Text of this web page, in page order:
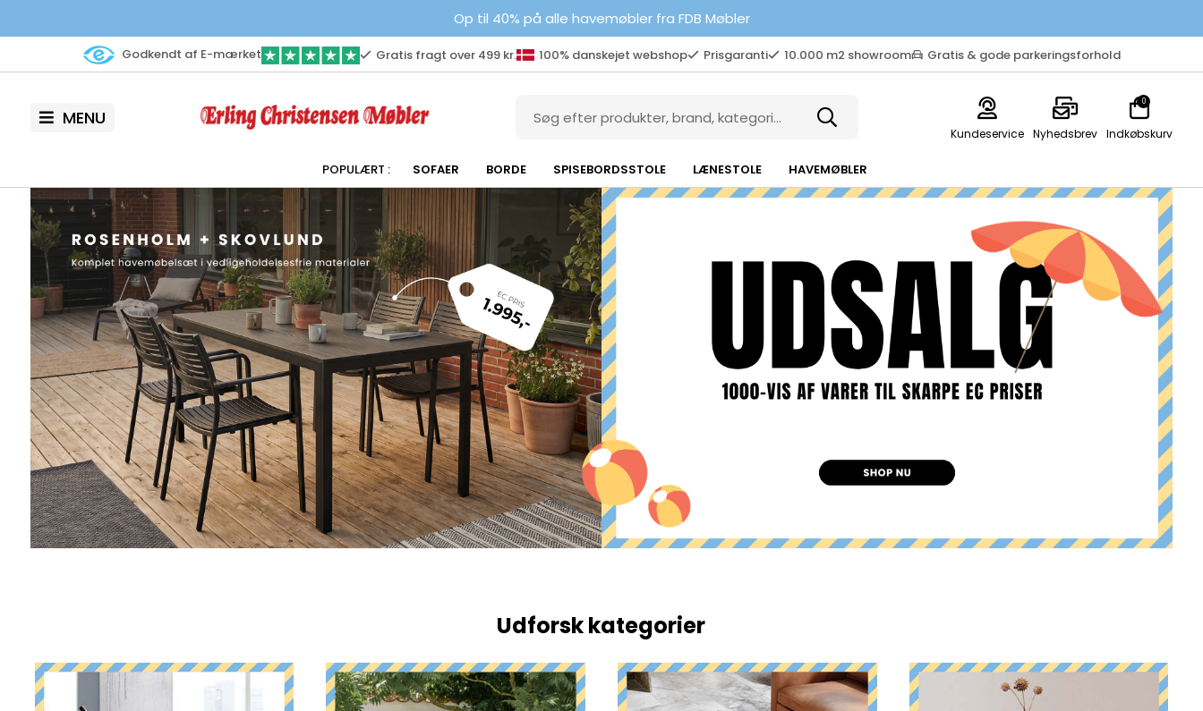
Op til 40% på alle havemøbler fra FDB Møbler
Godkendt af E-mærket Gratis fragt over 499 kr. 100% danskejet webshop Prisgaranti 10.000 m2 showroom Gratis & gode parkeringsforhold
MENU
Kundeservice Nyhedsbrev Indkøbskurv
0
SOFAER BORDE SPISEBORDSSTOLE LÆNESTOLE HAVEMØBLER
Udforsk kategorier